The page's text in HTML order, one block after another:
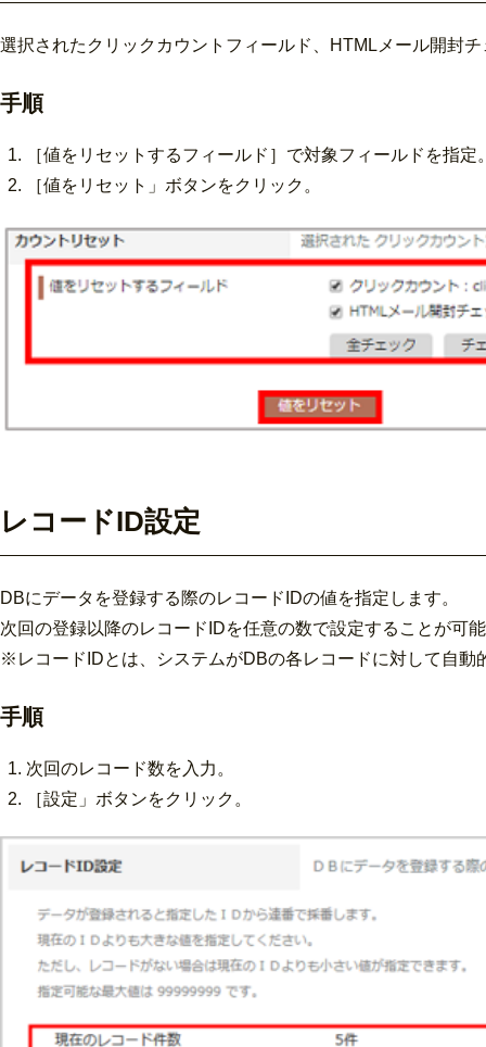
選択されたクリックカウントフィールド、HTMLメール開封
手順
［値をリセットするフィールド］で対象フィールドを指定
［値をリセット」ボタンをクリック。
レコードID設定
DBにデータを登録する際のレコードIDの値を指定します。
次回の登録以降のレコードIDを任意の数で設定することが可
※レコードIDとは、システムがDBの各レコードに対して自動
手順
次回のレコード数を入力。
［設定」ボタンをクリック。